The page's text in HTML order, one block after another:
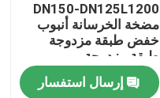
DN150-DN125L1200
مضخة الخرسانة أنبوب
خفض طبقة مزدوجة
طبقة مزدوجة
إرسال استفسار